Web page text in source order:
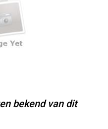
bekend van dit